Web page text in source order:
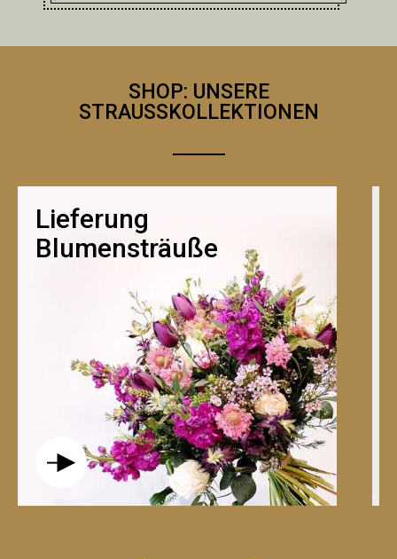
SHOP: UNSERE
STRAUSSKOLLEKTIONEN
Lieferung
von
Lieferung
Blumensträuße